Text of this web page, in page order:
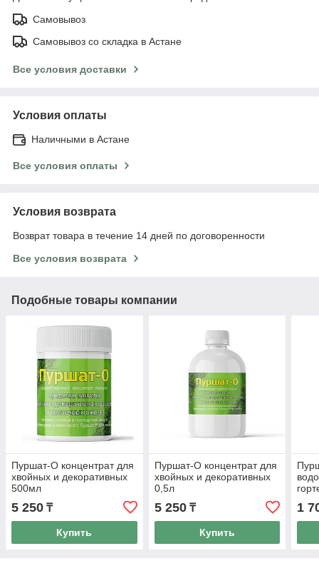
Самовывоз
Самовывоз со складка в Астане
Все условия доставки
Условия оплаты
Наличными в Астане
Все условия оплаты
Условия возврата
Возврат товара в течение 14 дней по договоренности
Все условия возврата
Подобные товары компании
Пуршат-О концентрат для
хвойных и декоративных
500мл
5 250 ₸
Купить
Пуршат-О концентрат для
хвойных и декоративных
0,5л
5 250₸
Купить
1